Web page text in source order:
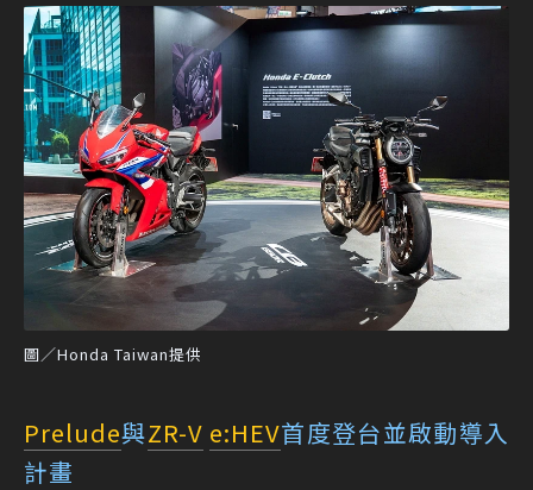
圖／Honda Taiwan提供
Prelude與ZR-V e:HEV首度登台並啟動導入
計畫